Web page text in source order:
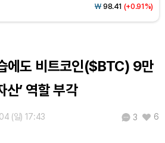
91,320,518 (+0.67%)
에도 비트코인($BTC) 9만
산’ 역할 부각
(일) 17:43 3 6